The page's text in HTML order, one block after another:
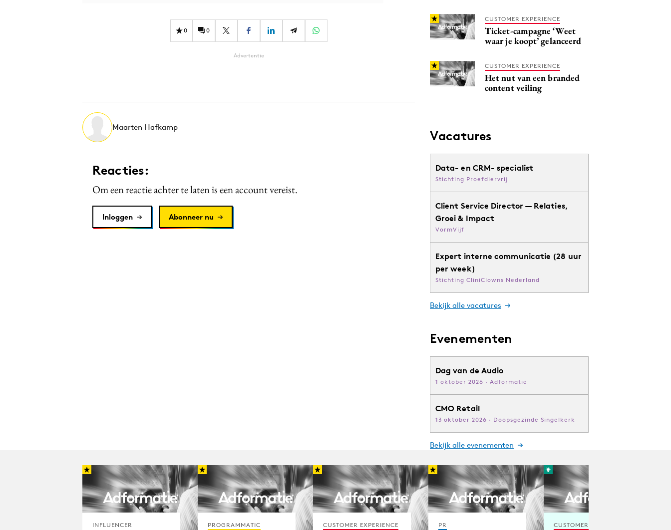
0 0
Advertentie
Maarten Hafkamp
Reacties:
Om een reactie achter te laten is een account vereist.
Inloggen Abonneer nu
CUSTOMER EXPERIENCE
Ticket-campagne ‘Weet
waar je koopt’ gelanceerd
CUSTOMER EXPERIENCE
Het nut van een branded
content veiling
Vacatures
Data- en CRM- specialist
Stichting Proefdiervrij
Client Service Director — Relaties,
Groei & Impact
VormVijf
Expert interne communicatie (28 uur
per week)
Stichting CliniClowns Nederland
Bekijk alle vacatures
Evenementen
Dag van de Audio
1 oktober 2026 · Adformatie
CMO Retail
13 oktober 2026 · Doopsgezinde Singelkerk
Bekijk alle evenementen
INFLUENCER
PROGRAMMATIC CUSTOMER EXPERIENCE PR CUSTOMER EXPERIENCE